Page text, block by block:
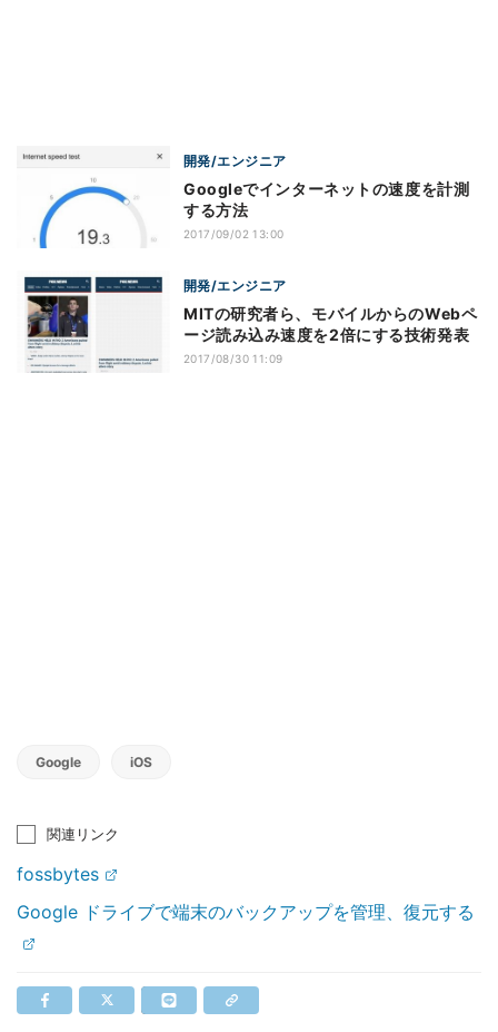
開発/エンジニア
Googleでインターネットの速度を計測
する方法
2017/09/02 13:00
開発/エンジニア
MITの研究者ら、モバイルからのWebペ
ージ読み込み速度を2倍にする技術発表
2017/08/30 11:09
Google iOS
関連リンク
fossbytes
Google ドライブで端末のバックアップを管理、復元する